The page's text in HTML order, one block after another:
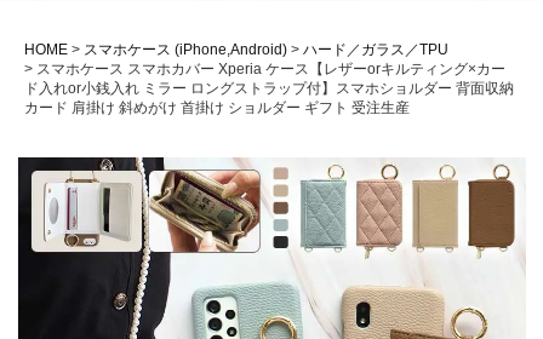
HOME スマホケース (iPhone,Android)
ハード／ガラス／TPU
スマホケース スマホカバー Xperia ケース【レザーorキルティング×カー
ド入れor小銭入れ ミラー ロングストラップ付】スマホショルダー 背面収納
カード 肩掛け 斜めがけ 首掛け ショルダー ギフト 受注生産